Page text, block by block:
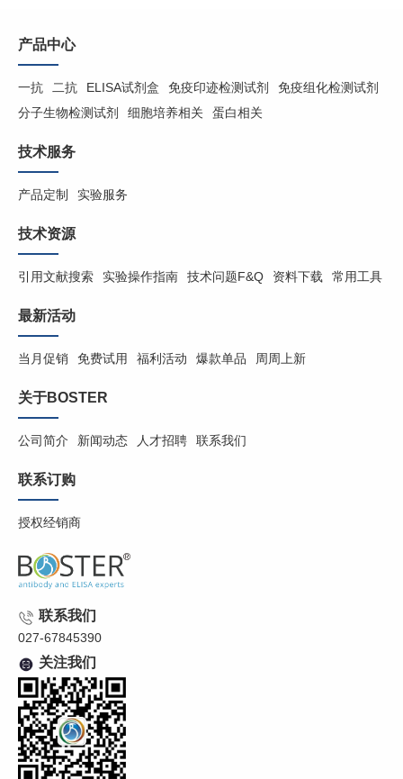
产品中心
一抗 二抗 ELISA试剂盒 免疫印迹检测试剂
免疫组化检测试剂
分子生物检测试剂
细胞培养相关 蛋白相关
技术服务
产品定制 实验服务
技术资源
引用文献搜索 实验操作指南 技术问题F&Q 资料下载 常用工具
最新活动
当月促销 免费试用 福利活动 爆款单品 周周上新
关于BOSTER
公司简介 新闻动态 人才招聘 联系我们
联系订购
授权经销商
联系我们
027-67845390
关注我们